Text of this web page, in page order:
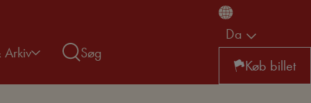
Arkiv Søg
Da
Køb billet